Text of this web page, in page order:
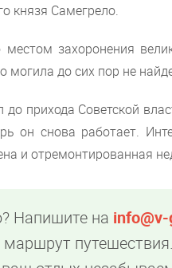
князя Самегрело.
захоронения
могила до сих пор не
прихода Советской
он снова работает.
и отремонтированная
Напишите на